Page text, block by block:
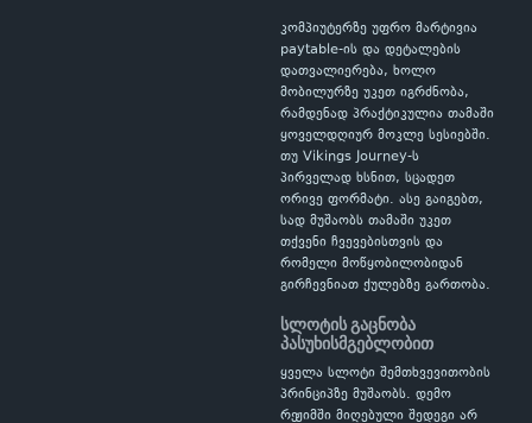
კომპიუტერზე უფრო მარტივია
paytable-ის და დეტალების
დათვალიერება, ხოლო
მობილურზე უკეთ იგრძნობა,
რამდენად პრაქტიკულია თამაში
ყოველდღიურ მოკლე სესიებში.
თუ Vikings Journey-ს
პირველად ხსნით, სცადეთ
ორივე ფორმატი. ასე გაიგებთ,
სად მუშაობს თამაში უკეთ
თქვენი ჩვევებისთვის და
რომელი მოწყობილობიდან
გირჩევნიათ ქულებზე გართობა.
სლოტის გაცნობა
პასუხისმგებლობით
ყველა სლოტი შემთხვევითობის
პრინციპზე მუშაობს. დემო
რეჟიმში მიღებული შედეგი არ